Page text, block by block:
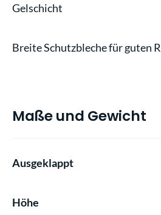
Gelschicht
Breite Schutzbleche für guten
Maße und Gewicht
Ausgeklappt
Höhe